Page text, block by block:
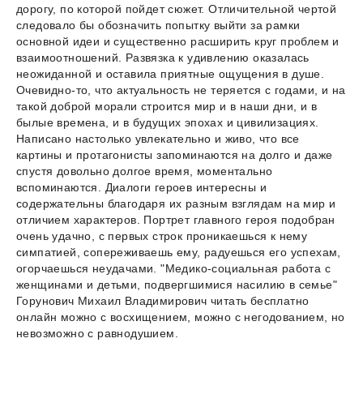
дорогу, по которой пойдет сюжет. Отличительной чертой
следовало бы обозначить попытку выйти за рамки
основной идеи и существенно расширить круг проблем и
взаимоотношений. Развязка к удивлению оказалась
неожиданной и оставила приятные ощущения в душе.
Очевидно-то, что актуальность не теряется с годами, и на
такой доброй морали строится мир и в наши дни, и в
былые времена, и в будущих эпохах и цивилизациях.
Написано настолько увлекательно и живо, что все
картины и протагонисты запоминаются на долго и даже
спустя довольно долгое время, моментально
вспоминаются. Диалоги героев интересны и
содержательны благодаря их разным взглядам на мир и
отличием характеров. Портрет главного героя подобран
очень удачно, с первых строк проникаешься к нему
симпатией, сопереживаешь ему, радуешься его успехам,
огорчаешься неудачами. "Медико-социальная работа с
женщинами и детьми, подвергшимися насилию в семье"
Горунович Михаил Владимирович читать бесплатно
онлайн можно с восхищением, можно с негодованием, но
невозможно с равнодушием.